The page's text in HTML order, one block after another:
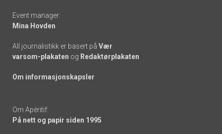
Event manager:
Mina Hovden
All journalistikk er basert på Vær
varsom-plakaten og Redaktørplakaten
Om informasjonskapsler
Om Apéritif:
På nett og papir siden 1995